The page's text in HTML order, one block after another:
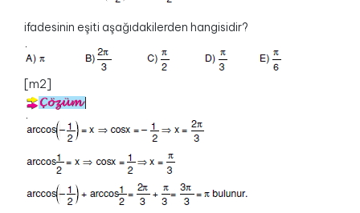
ifadesinin eşiti aşağıdakilerden hangisidir?
[m2]